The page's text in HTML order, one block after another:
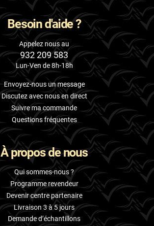
Besoin d'aide ?
Appelez nous au
932 209 583
Lun-Ven de 8h-18h
Envoyez-nous un message
Discutez avec nous en direct
Suivre ma commande
Questions fréquentes
À propos de nous
Qui sommes-nous ?
Programme revendeur
Devenir centre partenaire
Livraison 3 à 5 jours
Demande d’échantillons